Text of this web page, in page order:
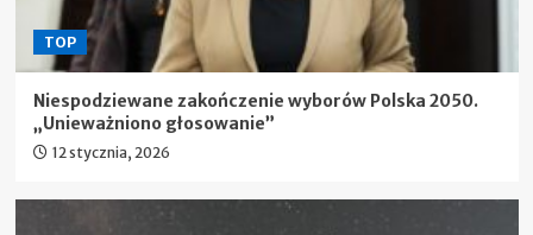
TOP
Niespodziewane zakończenie wyborów Polska 2050.
„Unieważniono głosowanie”
12 stycznia, 2026